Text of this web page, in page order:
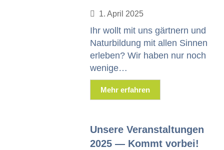
1. April 2025
Ihr wollt mit uns gärt­nern und
Natur­bil­dung mit allen Sin­nen
erleben? Wir haben nur noch
wenige…
Mehr erfahren
Unsere Veranstaltungen
2025 — Kommt vorbei!